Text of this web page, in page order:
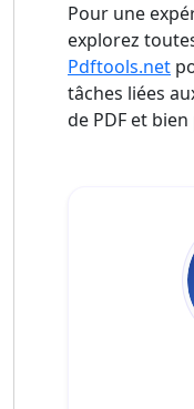
Pour une
explorez
Pdftools.net
tâches liées
de PDF et